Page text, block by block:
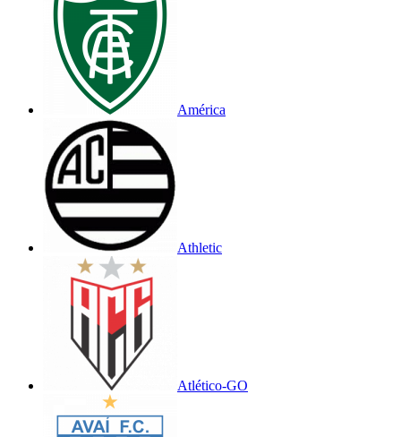
América
Athletic
Atlético-GO